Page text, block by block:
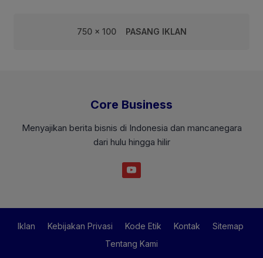
750 x 100 PASANG IKLAN
Core Business
Menyajikan berita bisnis di Indonesia dan mancanegara
dari hulu hingga hilir
Iklan Kebijakan Privasi Kode Etik Kontak
Sitemap
Tentang Kami